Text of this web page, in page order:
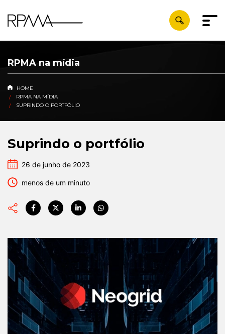
RPMA na mídia
HOME
RPMA NA MÍDIA
SUPRINDO O PORTFÓLIO
Suprindo o portfólio
26 de junho de 2023
menos de um minuto